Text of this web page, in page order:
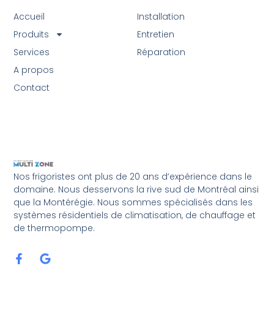
Nos frigoristes ont plus de 20 ans d’expérience dans le
domaine. Nous desservons la rive sud de Montréal ainsi
que la Montérégie. Nous sommes spécialisés dans les
systèmes résidentiels de climatisation, de chauffage et
de thermopompe.
Installation
Entretien
Réparation
Accueil
Produits
Services
A propos
Contact